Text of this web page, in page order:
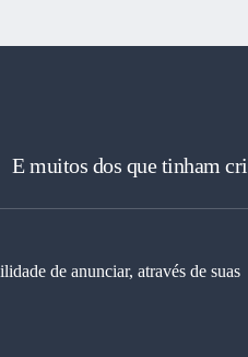
E muitos dos que tinham
de anunciar, através de suas